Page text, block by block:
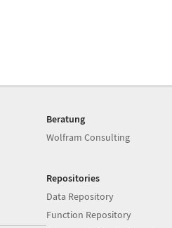
Beratung
Wolfram Consulting
Repositories
Data Repository
Function Repository